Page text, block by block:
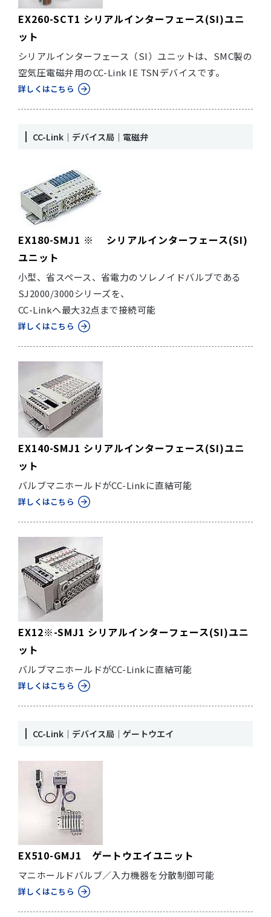
EX260-SCT1 シリアルインターフェース(SI)ユニ
ット
シリアルインターフェース（SI）ユニットは、SMC製の
空気圧電磁弁用のCC-Link IE TSNデバイスです。
詳しくはこちら
CC-Link｜デバイス局｜電磁弁
EX180-SMJ1 ※ シリアルインターフェース(SI)
ユニット
小型、省スペース、省電力のソレノイドバルブである
SJ2000/3000シリーズを、
CC-Linkへ最大32点まで接続可能
詳しくはこちら
EX140-SMJ1 シリアルインターフェース(SI)ユニ
ット
バルブマニホールドがCC-Linkに直結可能
詳しくはこちら
EX12※-SMJ1 シリアルインターフェース(SI)ユニ
ット
バルブマニホールドがCC-Linkに直結可能
詳しくはこちら
CC-Link｜デバイス局｜ゲートウエイ
EX510-GMJ1 ゲートウエイユニット
マニホールドバルブ／入力機器を分散制御可能
詳しくはこちら